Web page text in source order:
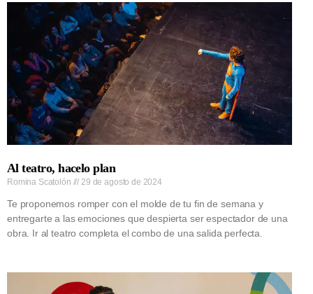
Al teatro, hacelo plan
Romina Scatolón 29 de agosto de 2024
Te proponemos romper con el molde de tu fin de semana y
entregarte a las emociones que despierta ser espectador de una
obra. Ir al teatro completa el combo de una salida perfecta.